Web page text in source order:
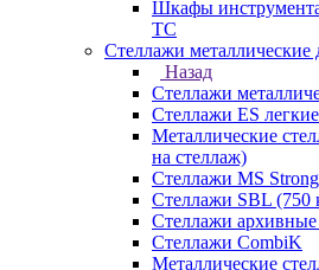
Шкафы
TC
Стеллажи металлические
Назад
Стеллажи
Стеллажи ES
Металлические
на стеллаж)
Стеллажи MS
Стеллажи SBL (750
Стеллажи
Стеллажи CombiK
Металлические